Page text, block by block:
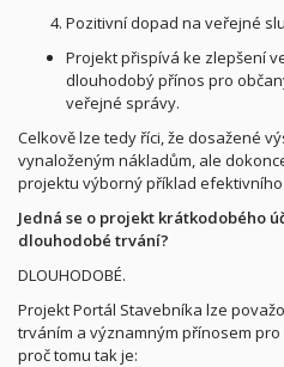
Pozitivní dopad na veřejné
Projekt přispívá ke zlepšení
dlouhodobý přínos pro
veřejné správy.
Celkově lze tedy říci, že dosažené
vynaloženým nákladům, ale
projektu výborný příklad
Jedná se o projekt krátkodobého
dlouhodobé trvání?
DLOUHODOBÉ.
Projekt Portál Stavebníka lze
trváním a významným přínosem
proč tomu tak je: